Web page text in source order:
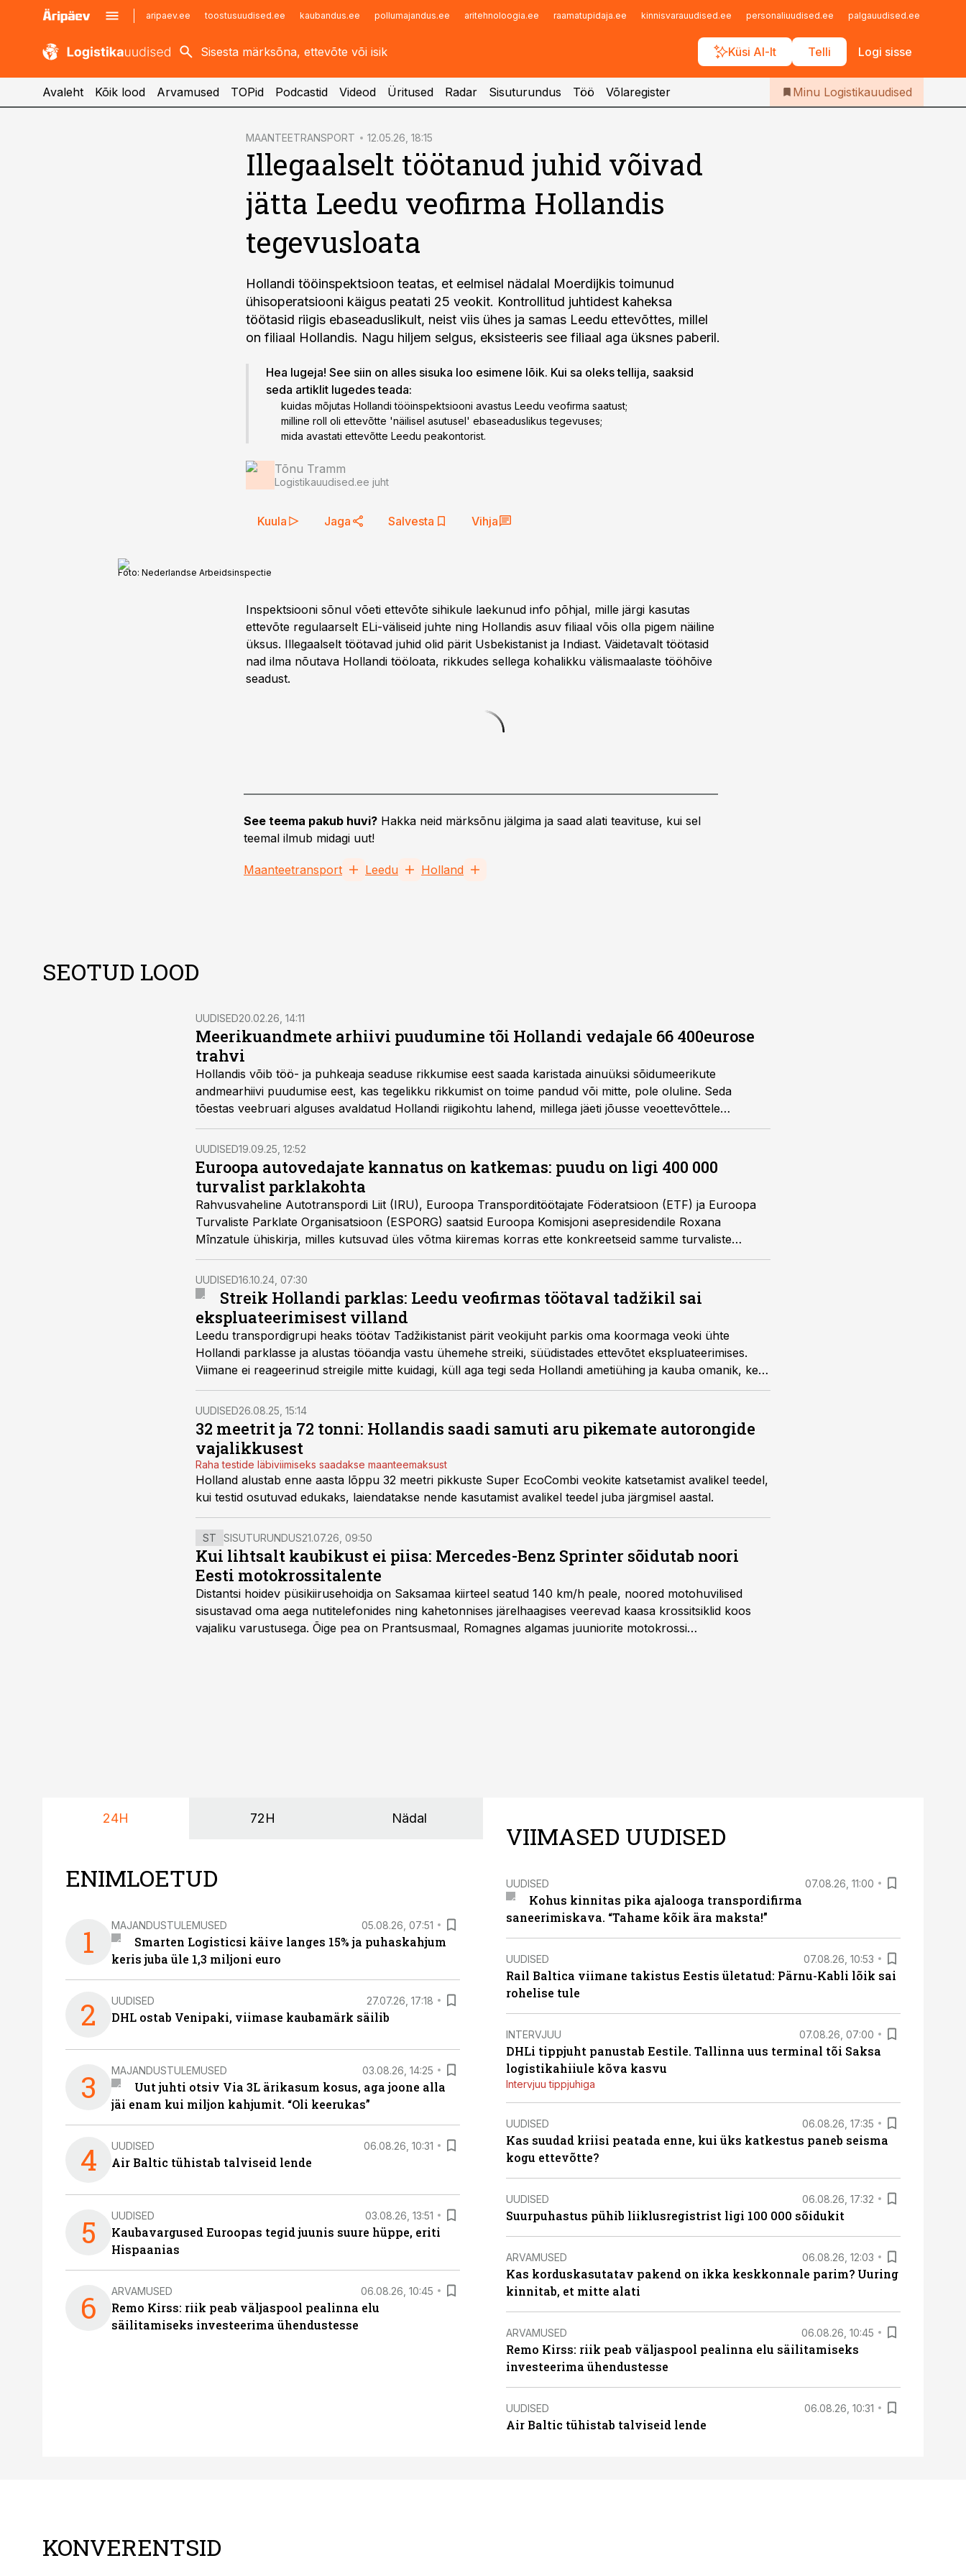
aripaev.ee toostusuudised.ee kaubandus.ee pollumajandus.ee aritehnoloogia.ee raamatupidaja.ee kinnisvarauudised.ee personaliuudised.ee palgauudised.ee
Küsi AI-lt Telli Logi sisse
kaubandus.ee
kinnisvarauudised.ee
imelineajalugu.ee
Infopank
Iseteenindus
Telli Logistikauudised
Avaleht Kõik lood Arvamused TOPid Podcastid Videod Üritused Radar Sisuturundus Töö Võlaregister Minu Logistikauudised
MAANTEETRANSPORT 12.05.26, 18:15
Illegaalselt töötanud juhid võivad
jätta Leedu veofirma Hollandis
tegevusloata
Hollandi tööinspektsioon teatas, et eelmisel nädalal Moerdijkis toimunud
ühisoperatsiooni käigus peatati 25 veokit. Kontrollitud juhtidest kaheksa
töötasid riigis ebaseaduslikult, neist viis ühes ja samas Leedu ettevõttes, millel
on filiaal Hollandis. Nagu hiljem selgus, eksisteeris see filiaal aga üksnes paberil.
Hea lugeja! See siin on alles sisuka loo esimene lõik. Kui sa oleks tellija, saaksid
seda artiklit lugedes teada:
kuidas mõjutas Hollandi tööinspektsiooni avastus Leedu veofirma saatust;
milline roll oli ettevõtte 'näilisel asutusel' ebaseaduslikus tegevuses;
mida avastati ettevõtte Leedu peakontorist.
Tõnu Tramm
Logistikauudised.ee juht
Kuula Jaga Salvesta Vihja
Foto: Nederlandse Arbeidsinspectie
Inspektsiooni sõnul võeti ettevõte sihikule laekunud info põhjal, mille järgi kasutas
ettevõte regulaarselt ELi-väliseid juhte ning Hollandis asuv filiaal võis olla pigem näiline
üksus. Illegaalselt töötavad juhid olid pärit Usbekistanist ja Indiast. Väidetavalt töötasid
nad ilma nõutava Hollandi tööloata, rikkudes sellega kohalikku välismaalaste tööhõive
seadust.
See teema pakub huvi? Hakka neid märksõnu jälgima ja saad alati teavituse, kui sel
teemal ilmub midagi uut!
Maanteetransport Leedu Holland
SEOTUD LOOD
UUDISED20.02.26, 14:11
Meerikuandmete arhiivi puudumine tõi Hollandi vedajale 66 400eurose
trahvi
Hollandis võib töö- ja puhkeaja seaduse rikkumise eest saada karistada ainuüksi sõidumeerikute
andmearhiivi puudumise eest, kas tegelikku rikkumist on toime pandud või mitte, pole oluline. Seda
tõestas veebruari alguses avaldatud Hollandi riigikohtu lahend, millega jäeti jõusse veoettevõttele
määratud 66 400 euro suurune haldustrahv.
UUDISED19.09.25, 12:52
Euroopa autovedajate kannatus on katkemas: puudu on ligi 400 000
turvalist parklakohta
Rahvusvaheline Autotranspordi Liit (IRU), Euroopa Transporditöötajate Föderatsioon (ETF) ja Euroopa
Turvaliste Parklate Organisatsioon (ESPORG) saatsid Euroopa Komisjoni asepresidendile Roxana
Mînzatule ühiskirja, milles kutsuvad üles võtma kiiremas korras ette konkreetseid samme turvaliste
veokiparklate arendamise kiirendamiseks kogu Euroopas: puudu on ligi 400 000 parklakohta.
UUDISED16.10.24, 07:30
Streik Hollandi parklas: Leedu veofirmas töötaval tadžikil sai
ekspluateerimisest villand
Leedu transpordigrupi heaks töötav Tadžikistanist pärit veokijuht parkis oma koormaga veoki ühte
Hollandi parklasse ja alustas tööandja vastu ühemehe streiki, süüdistades ettevõtet ekspluateerimises.
Viimane ei reageerinud streigile mitte kuidagi, küll aga tegi seda Hollandi ametiühing ja kauba omanik, kes
lõpetas Leedu vedajaga päevapealt kliendisuhted.
UUDISED26.08.25, 15:14
32 meetrit ja 72 tonni: Hollandis saadi samuti aru pikemate autorongide
vajalikkusest
Raha testide läbiviimiseks saadakse maanteemaksust
Holland alustab enne aasta lõppu 32 meetri pikkuste Super EcoCombi veokite katsetamist avalikel teedel,
kui testid osutuvad edukaks, laiendatakse nende kasutamist avalikel teedel juba järgmisel aastal.
ST SISUTURUNDUS21.07.26, 09:50
Kui lihtsalt kaubikust ei piisa: Mercedes-Benz Sprinter sõidutab noori
Eesti motokrossitalente
Distantsi hoidev püsikiirusehoidja on Saksamaa kiirteel seatud 140 km/h peale, noored motohuvilised
sisustavad oma aega nutitelefonides ning kahetonnises järelhaagises veerevad kaasa krossitsiklid koos
vajaliku varustusega. Õige pea on Prantsusmaal, Romagnes algamas juuniorite motokrossi
24H 72H Nädal
ENIMLOETUD
1 MAJANDUSTULEMUSED 05.08.26, 07:51
Smarten Logisticsi käive langes 15% ja puhaskahjum
keris juba üle 1,3 miljoni euro
2 UUDISED 27.07.26, 17:18
DHL ostab Venipaki, viimase kaubamärk säilib
3 MAJANDUSTULEMUSED 03.08.26, 14:25
Uut juhti otsiv Via 3L ärikasum kosus, aga joone alla
jäi enam kui miljon kahjumit. “Oli keerukas”
4 UUDISED 06.08.26, 10:31
Air Baltic tühistab talviseid lende
5 UUDISED 03.08.26, 13:51
Kaubavargused Euroopas tegid juunis suure hüppe, eriti
Hispaanias
6 ARVAMUSED 06.08.26, 10:45
Remo Kirss: riik peab väljaspool pealinna elu
säilitamiseks investeerima ühendustesse
VIIMASED UUDISED
UUDISED 07.08.26, 11:00
Kohus kinnitas pika ajalooga transpordifirma
saneerimiskava. “Tahame kõik ära maksta!”
UUDISED 07.08.26, 10:53
Rail Baltica viimane takistus Eestis ületatud: Pärnu-Kabli lõik sai
rohelise tule
INTERVJUU 07.08.26, 07:00
DHLi tippjuht panustab Eestile. Tallinna uus terminal tõi Saksa
logistikahiiule kõva kasvu
Intervjuu tippjuhiga
UUDISED 06.08.26, 17:35
Kas suudad kriisi peatada enne, kui üks katkestus paneb seisma
kogu ettevõtte?
UUDISED 06.08.26, 17:32
Suurpuhastus pühib liiklusregistrist ligi 100 000 sõidukit
ARVAMUSED 06.08.26, 12:03
Kas korduskasutatav pakend on ikka keskkonnale parim? Uuring
kinnitab, et mitte alati
ARVAMUSED 06.08.26, 10:45
Remo Kirss: riik peab väljaspool pealinna elu säilitamiseks
investeerima ühendustesse
UUDISED 06.08.26, 10:31
Air Baltic tühistab talviseid lende
KONVERENTSID